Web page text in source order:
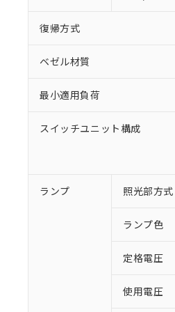
復帰方式
ベゼル材質
最小適用負荷
スイッチユニット構成
ランプ 照光部方式
ランプ色
定格電圧
使用電圧